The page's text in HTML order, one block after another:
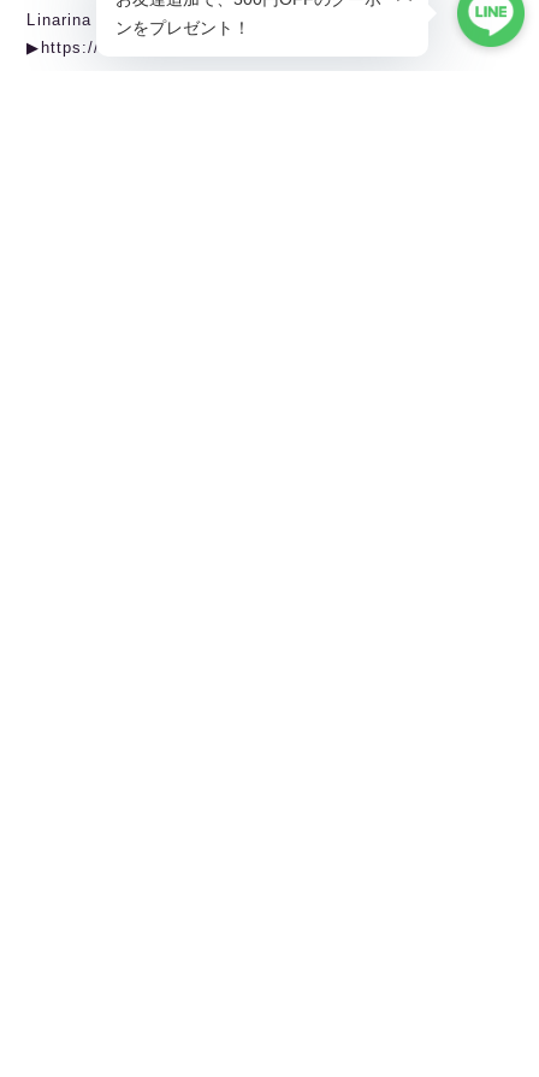
Linarina TOPページから全商品閲覧できます。
▶︎https://ballet.linarina.shop